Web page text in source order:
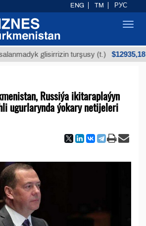
glisirrizin turşusy (t.) $12935,18
Russiýa ikitaraplaýyn
ugurlarynda ýokary netijeleri
ENG TM РУС